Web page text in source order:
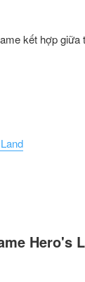
kết hợp
Hero's